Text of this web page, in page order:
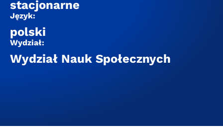
stacjonarne
Język:
polski
Wydział:
Wydział Nauk Społecznych